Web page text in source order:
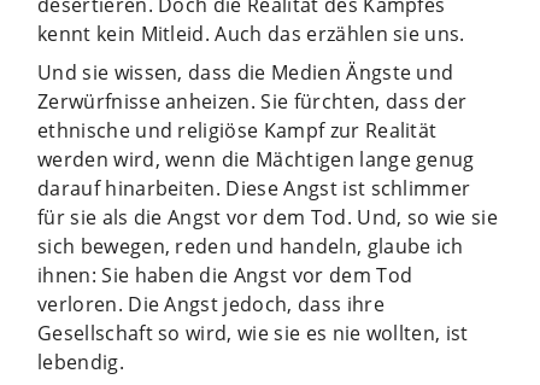
kennt kein Mitleid. Auch das erzählen sie uns.
Und sie wissen, dass die Medien Ängste und
Zerwürfnisse anheizen. Sie fürchten, dass der
ethnische und religiöse Kampf zur Realität
werden wird, wenn die Mächtigen lange genug
darauf hinarbeiten. Diese Angst ist schlimmer
für sie als die Angst vor dem Tod. Und, so wie sie
sich bewegen, reden und handeln, glaube ich
ihnen: Sie haben die Angst vor dem Tod
verloren. Die Angst jedoch, dass ihre
Gesellschaft so wird, wie sie es nie wollten, ist
lebendig.